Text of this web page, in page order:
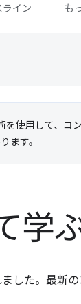
ライン も
を使用して、コ
ます。
学
した。最新